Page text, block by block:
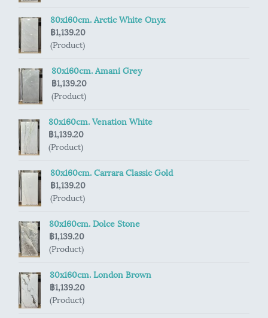
80x160cm. Arctic White Onyx
฿1,139.20
(Product)
80x160cm. Amani Grey
฿1,139.20
(Product)
80x160cm. Venation White
฿1,139.20
(Product)
80x160cm. Carrara Classic Gold
฿1,139.20
(Product)
80x160cm. Dolce Stone
฿1,139.20
(Product)
80x160cm. London Brown
฿1,139.20
(Product)